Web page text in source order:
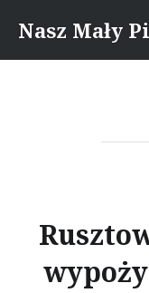
content
Nasz Mały